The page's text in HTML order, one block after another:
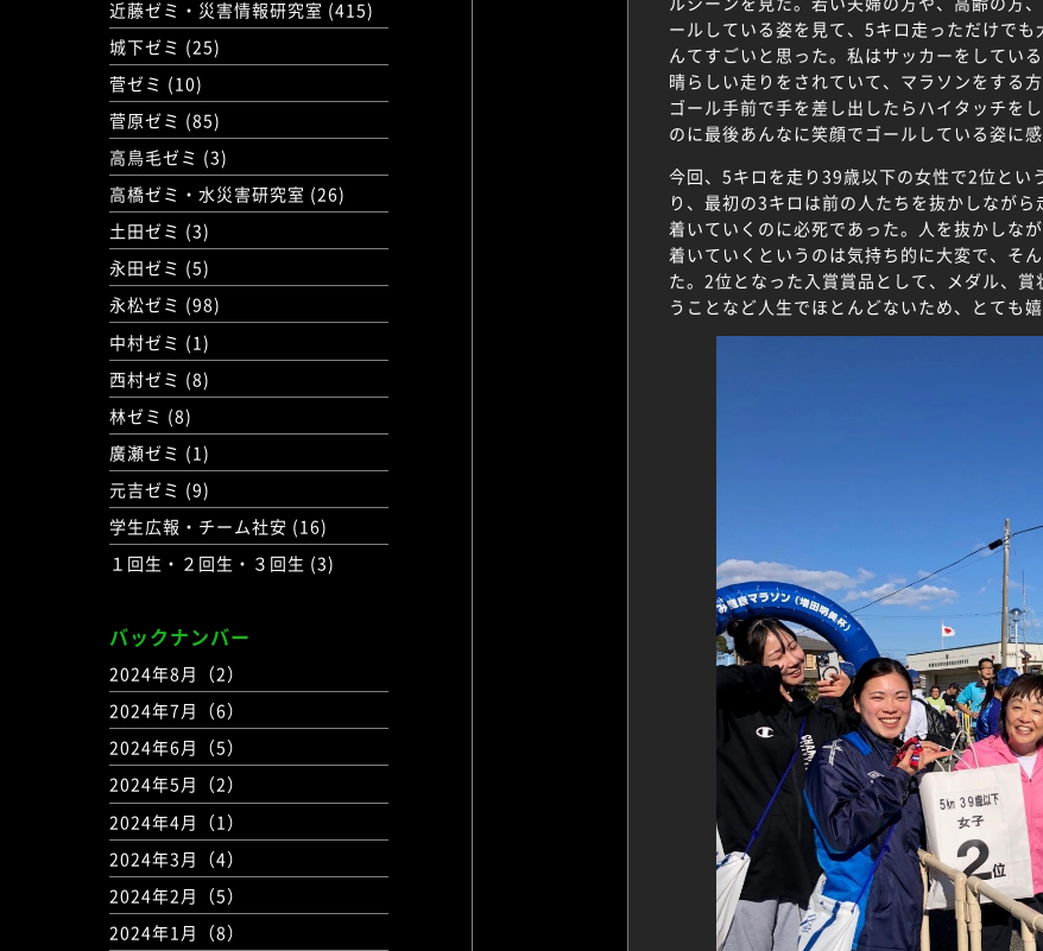
近藤ゼミ・災害情報研究室 (415)
城下ゼミ (25)
菅ゼミ (10)
菅原ゼミ (85)
高鳥毛ゼミ (3)
高橋ゼミ・水災害研究室 (26)
土田ゼミ (3)
永田ゼミ (5)
永松ゼミ (98)
中村ゼミ (1)
西村ゼミ (8)
林ゼミ (8)
廣瀬ゼミ (1)
元吉ゼミ (9)
学生広報・チーム社安 (16)
１回生・２回生・３回生 (3)
バックナンバー
2024年8月（2）
2024年7月（6）
2024年6月（5）
2024年5月（2）
2024年4月（1）
2024年3月（4）
2024年2月（5）
2024年1月（8）
ールしている姿を見て、5キロ走っただけで
んてすごいと思った。私はサッカーをしてい
晴らしい走りをされていて、マラソンをする
ゴール手前で手を差し出したらハイタッチを
のに最後あんなに笑顔でゴールしている姿に感
今回、5キロを走り39歳以下の女性で2位とい
り、最初の3キロは前の人たちを抜かしなが
着いていくのに必死であった。人を抜かしな
着いていくというのは気持ち的に大変で、そ
た。2位となった入賞賞品として、メダル、
うことなど人生でほとんどないため、とても嬉